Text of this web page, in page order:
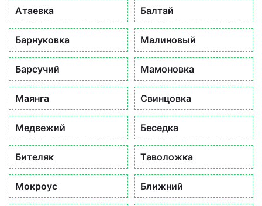
Атаевка Балтай
Барнуковка Малиновый
Барсучий Мамоновка
Маянга Свинцовка
Медвежий Беседка
Бителяк Таволожка
Мокроус Ближний